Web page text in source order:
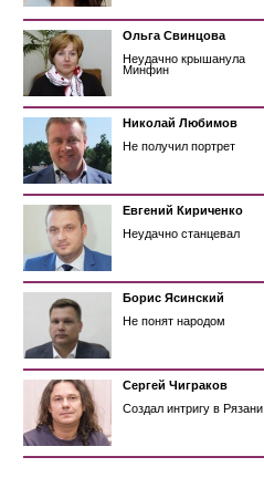
Ольга Свинцова
Неудачно крышанула
Минфин
Николай Любимов
Не получил портрет
Евгений Кириченко
Неудачно станцевал
Борис Ясинский
Не понят народом
Сергей Чиграков
Создал интригу в Рязани